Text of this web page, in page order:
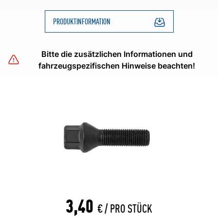
PRODUKTINFORMATION
Bitte die zusätzlichen Informationen und
fahrzeugspezifischen Hinweise beachten!
3,40 € /PRO STÜCK